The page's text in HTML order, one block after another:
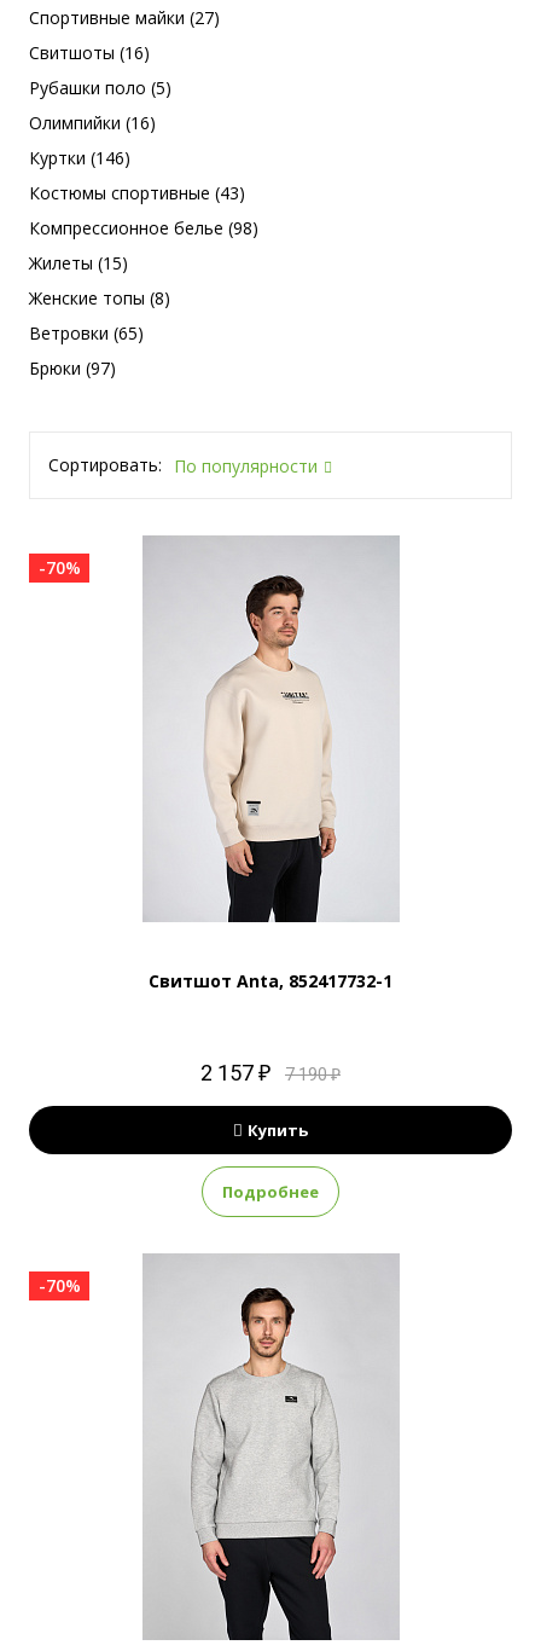
Спортивные майки (27)
Свитшоты (16)
Рубашки поло (5)
Олимпийки (16)
Куртки (146)
Костюмы спортивные (43)
Компрессионное белье (98)
Жилеты (15)
Женские топы (8)
Ветровки (65)
Брюки (97)
Сортировать: По популярности
-70%
Свитшот Anta, 852417732-1
2 157 ₽ 7 190 ₽
Купить
Подробнее
-70%